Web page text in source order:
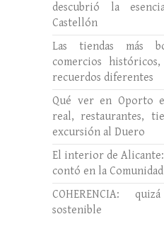
descubrió la
Castellón
Las tiendas más
comercios
recuerdos diferentes
Qué ver en Oporto
real, restaurantes,
excursión al Duero
El interior de
contó en la
COHERENCIA:
sostenible